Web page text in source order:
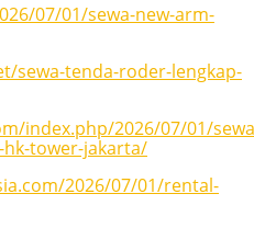
07/01/sewa-new-arm-
sewa-tenda-roder-lengkap-
index.php/2026/07/01/
tower-jakarta/
2026/07/01/rental-